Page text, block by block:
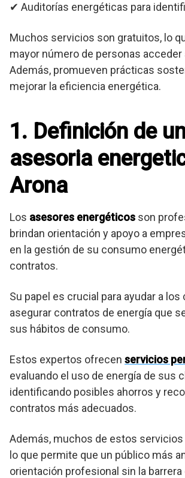
✔ Auditorías energéticas para
Muchos servicios son gratuitos, lo
mayor número de personas acceder
Además, promueven prácticas
mejorar la eficiencia energética.
1. Definición de
asesoria
Arona
Los asesores energéticos son
brindan orientación y apoyo a
en la gestión de su consumo
contratos.
Su papel es crucial para ayudar a los
asegurar contratos de energía que
sus hábitos de consumo.
Estos expertos ofrecen servicios
evaluando el uso de energía de sus
identificando posibles ahorros y
contratos más adecuados.
Además, muchos de estos
lo que permite que un público más
orientación profesional sin la